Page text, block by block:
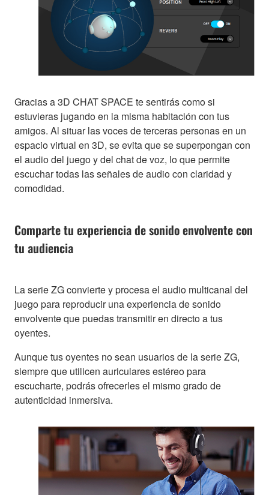
Gracias a 3D CHAT SPACE te sentirás como si
estuvieras jugando en la misma habitación con tus
amigos. Al situar las voces de terceras personas en un
espacio virtual en 3D, se evita que se superpongan con
el audio del juego y del chat de voz, lo que permite
escuchar todas las señales de audio con claridad y
comodidad.
Comparte tu experiencia de sonido envolvente con
tu audiencia
La serie ZG convierte y procesa el audio multicanal del
juego para reproducir una experiencia de sonido
envolvente que puedas transmitir en directo a tus
oyentes.
Aunque tus oyentes no sean usuarios de la serie ZG,
siempre que utilicen auriculares estéreo para
escucharte, podrás ofrecerles el mismo grado de
autenticidad inmersiva.